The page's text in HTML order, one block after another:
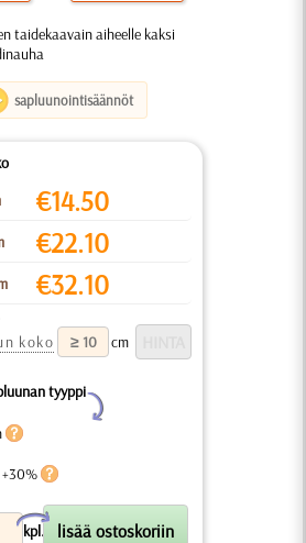
taidekaavain aiheelle kaksi
sapluunointisäännöt
€14.50
€22.10
€32.10
koko
cm
tyyppi
Y
kpl.
X